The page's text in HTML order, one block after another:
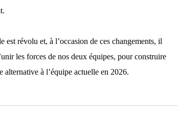
est révolu et, à l’occasion de ces changements, il
les forces de nos deux équipes, pour construire
alternative à l’équipe actuelle en 2026.